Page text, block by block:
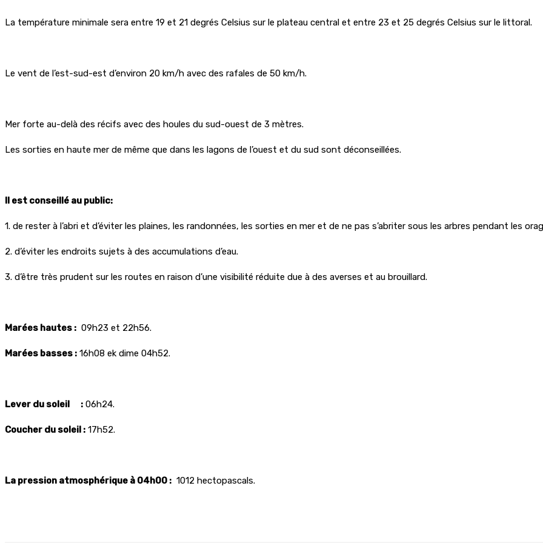
La température minimale sera entre 19 et 21 degrés Celsius sur le plateau central et entre 23 et 25 degrés Celsius sur le littoral.
Le vent de l’est-sud-est d’environ 20 km/h avec des rafales de 50 km/h.
Mer forte au-delà des récifs avec des houles du sud-ouest de 3 mètres.
Les sorties en haute mer de même que dans les lagons de l’ouest et du sud sont déconseillées.
Il est conseillé au public:
1. de rester à l’abri et d’éviter les plaines, les randonnées, les sorties en mer et de ne pas s’abriter sous les arbres pendant les
2. d’éviter les endroits sujets à des accumulations d’eau.
3. d’être très prudent sur les routes en raison d’une visibilité réduite due à des averses et au brouillard.
Marées hautes : 09h23 et 22h56.
Marées basses : 16h08 ek dime 04h52.
Lever du soleil : 06h24.
Coucher du soleil : 17h52.
La pression atmosphérique à 04h00 : 1012 hectopascals.